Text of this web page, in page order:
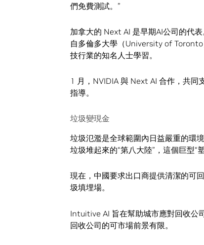
們免費測試。”
加拿大的 Next AI 是早期AI公司的代
自多倫多大學（University of
技行業的知名人士學習。
1 月，NVIDIA 與 Next AI 合作，共同
指導。
垃圾變現金
垃圾氾濫是全球範圍內日益嚴重的環
垃圾堆起來的“第八大陸”，這個巨型“
現在，中國要求出口商提供清潔的可
圾填埋場。
Intuitive AI 旨在幫助城市應對回收公
回收公司的可市場前景有限。